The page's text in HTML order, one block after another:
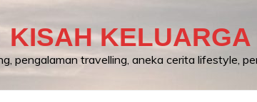
KISAH
pengalaman travelling, aneka cerita lifestyle,